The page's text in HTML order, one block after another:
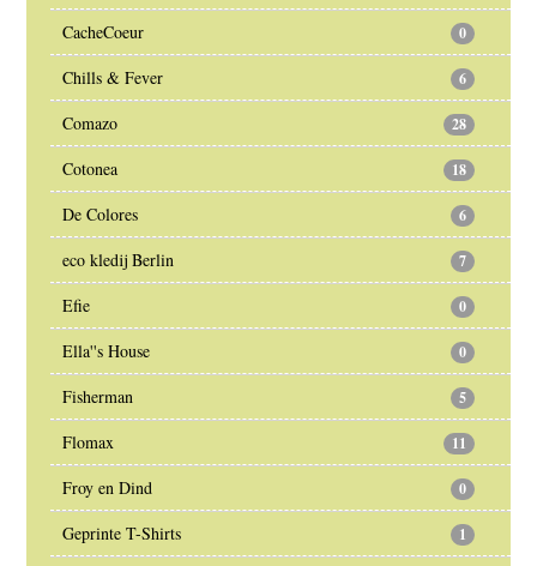
CacheCoeur 0
Chills & Fever 6
Comazo 28
Cotonea 18
De Colores 6
eco kledij Berlin 7
Efie 0
Ella''s House 0
Fisherman 5
Flomax 11
Froy en Dind 0
Geprinte T-Shirts 1